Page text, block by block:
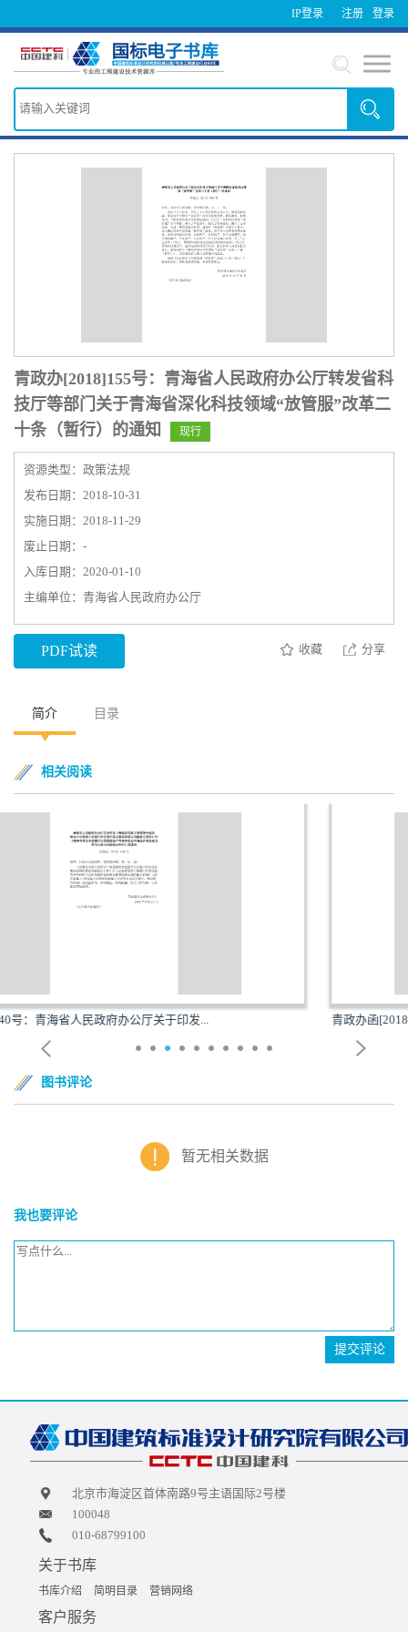
IP登录 登录
注册
青政办[2018]155号：青海省人民政府办公厅转发省科
技厅等部门关于青海省深化科技领域“放管服”改革二
十条（暂行）的通知
现行
资源类型：政策法规
发布日期：2018-10-31
实施日期：2018-11-29
废止日期：-
入库日期：2020-01-10
主编单位：青海省人民政府办公厅
PDF试读 收藏 分享
简介 目录
相关阅读
... 青政办函[2018]151号：青海省人民政府办公厅关
图书评论
暂无相关数据
我也要评论
提交评论
北京市海淀区首体南路9号主语国际2号楼
100048
010-68799100
关于书库
书库介绍 简明目录 营销网络
客户服务